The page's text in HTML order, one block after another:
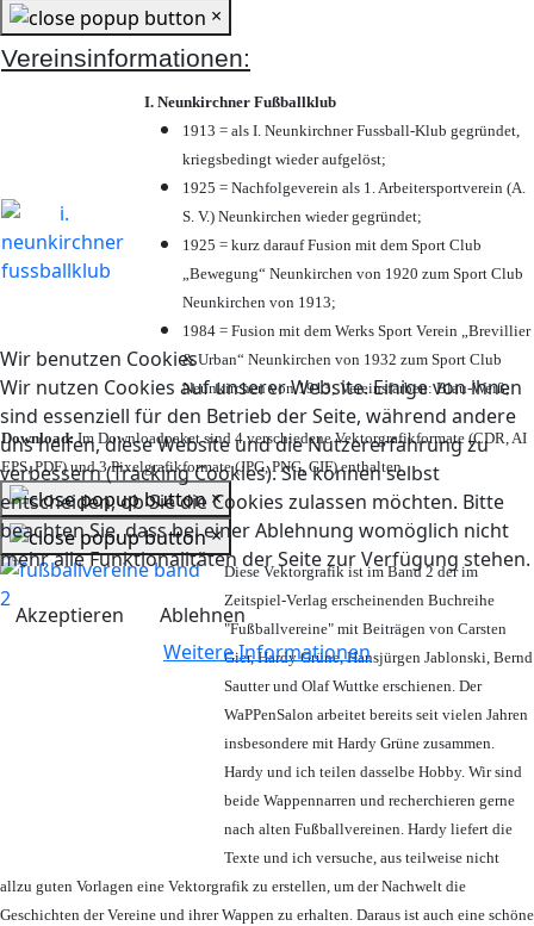
Wir benutzen Cookies
Wir nutzen Cookies auf unserer Website. Einige von ihnen
sind essenziell für den Betrieb der Seite, während andere
uns helfen, diese Website und die Nutzererfahrung zu
verbessern (Tracking Cookies). Sie können selbst
entscheiden, ob Sie die Cookies zulassen möchten. Bitte
beachten Sie, dass bei einer Ablehnung womöglich nicht
mehr alle Funktionalitäten der Seite zur Verfügung stehen.
Akzeptieren
Ablehnen
Weitere Informationen
×
Vereinsinformationen:
I. Neunkirchner Fußballklub
1913 = als I. Neunkirchner Fussball-Klub gegründet,
kriegsbedingt wieder aufgelöst;
1925 = Nachfolgeverein als 1. Arbeitersportverein (A.
S. V.) Neunkirchen wieder gegründet;
1925 = kurz darauf Fusion mit dem Sport Club
„Bewegung“ Neunkirchen von 1920 zum Sport Club
Neunkirchen von 1913;
1984 = Fusion mit dem Werks Sport Verein „Brevillier
& Urban“ Neunkirchen von 1932 zum Sport Club
Neunkirchen von 1913; Vereinsfarben: Blau-Weiß;
Download:Im Downloadpaket sind 4 verschiedene Vektorgrafikformate (CDR, AI
EPS, PDF) und 3 Pixelgrafikformate (JPG, PNG, GIF) enthalten.
×
×
Diese Vektorgrafik ist im Band 2 der im
Zeitspiel-Verlag erscheinenden Buchreihe
"Fußballvereine" mit Beiträgen von Carsten
Gier, Hardy Grüne, Hansjürgen Jablonski, Bernd
Sautter und Olaf Wuttke erschienen. Der
WaPPenSalon arbeitet bereits seit vielen Jahren
insbesondere mit Hardy Grüne zusammen.
Hardy und ich teilen dasselbe Hobby. Wir sind
beide Wappennarren und recherchieren gerne
nach alten Fußballvereinen. Hardy liefert die
Texte und ich versuche, aus teilweise nicht
allzu guten Vorlagen eine Vektorgrafik zu erstellen, um der Nachwelt die
Geschichten der Vereine und ihrer Wappen zu erhalten. Daraus ist auch eine schöne